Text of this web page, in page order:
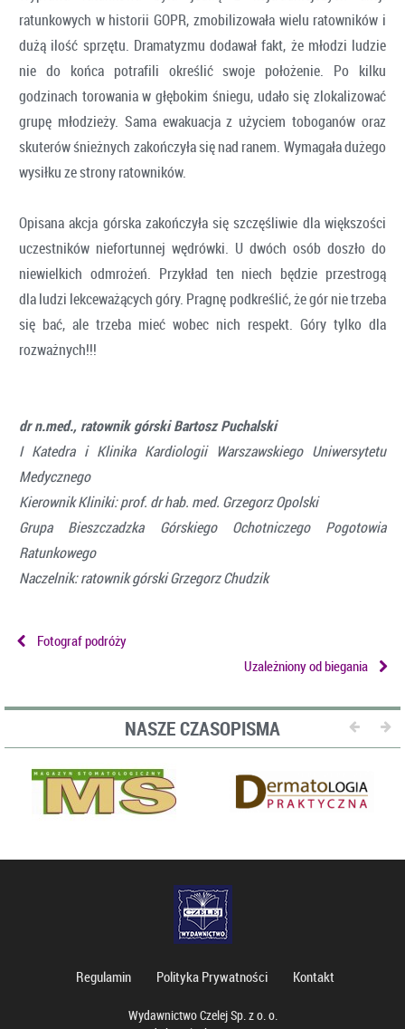
ratunkowych w historii GOPR, zmobilizowała wielu ratowników i
dużą ilość sprzętu. Dramatyzmu dodawał fakt, że młodzi ludzie
nie do końca potrafili określić swoje położenie. Po kilku
godzinach torowania w głębokim śniegu, udało się zlokalizować
grupę młodzieży. Sama ewakuacja z użyciem toboganów oraz
skuterów śnieżnych zakończyła się nad ranem. Wymagała dużego
wysiłku ze strony ratowników.
Opisana akcja górska zakończyła się szczęśliwie dla większości
uczestników niefortunnej wędrówki. U dwóch osób doszło do
niewielkich odmrożeń. Przykład ten niech będzie przestrogą
dla ludzi lekceważących góry. Pragnę podkreślić, że gór nie trzeba
się bać, ale trzeba mieć wobec nich respekt. Góry tylko dla
rozważnych!!!
dr n.med., ratownik górski Bartosz Puchalski
I Katedra i Klinika Kardiologii Warszawskiego Uniwersytetu
Medycznego
Kierownik Kliniki: prof. dr hab. med. Grzegorz Opolski
Grupa Bieszczadzka Górskiego Ochotniczego Pogotowia
Ratunkowego
Naczelnik: ratownik górski Grzegorz Chudzik
Fotograf podróży
Uzależniony od biegania
NASZE CZASOPISMA
Regulamin Polityka Prywatności Kontakt
Wydawnictwo Czelej Sp. z o. o.